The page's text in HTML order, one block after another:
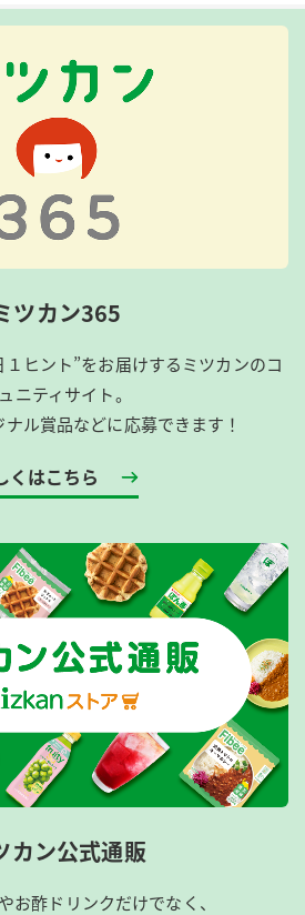
ツカン365
ヒント”をお届けするミツカンのコ
ニティサイト。
ル賞品などに応募できます！
くはこちら
カン公式通販
お酢ドリンクだけでなく、